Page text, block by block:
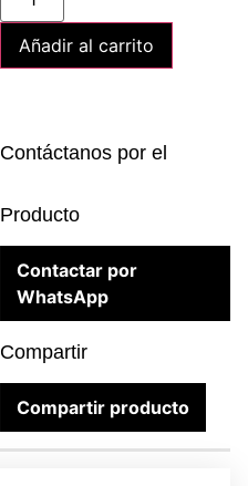
Añadir al carrito
Contáctanos por el
Producto
Contactar por
WhatsApp
Compartir
Compartir producto